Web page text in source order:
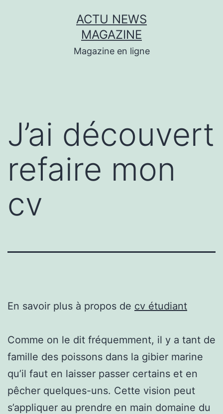
ACTU NEWS
MAGAZINE
Magazine en ligne
J’ai découvert
refaire mon
cv
En savoir plus à propos de cv étudiant
Comme on le dit fréquemment, il y a tant de
famille des poissons dans la gibier marine
qu’il faut en laisser passer certains et en
pêcher quelques-uns. Cette vision peut
s’appliquer au prendre en main domaine du